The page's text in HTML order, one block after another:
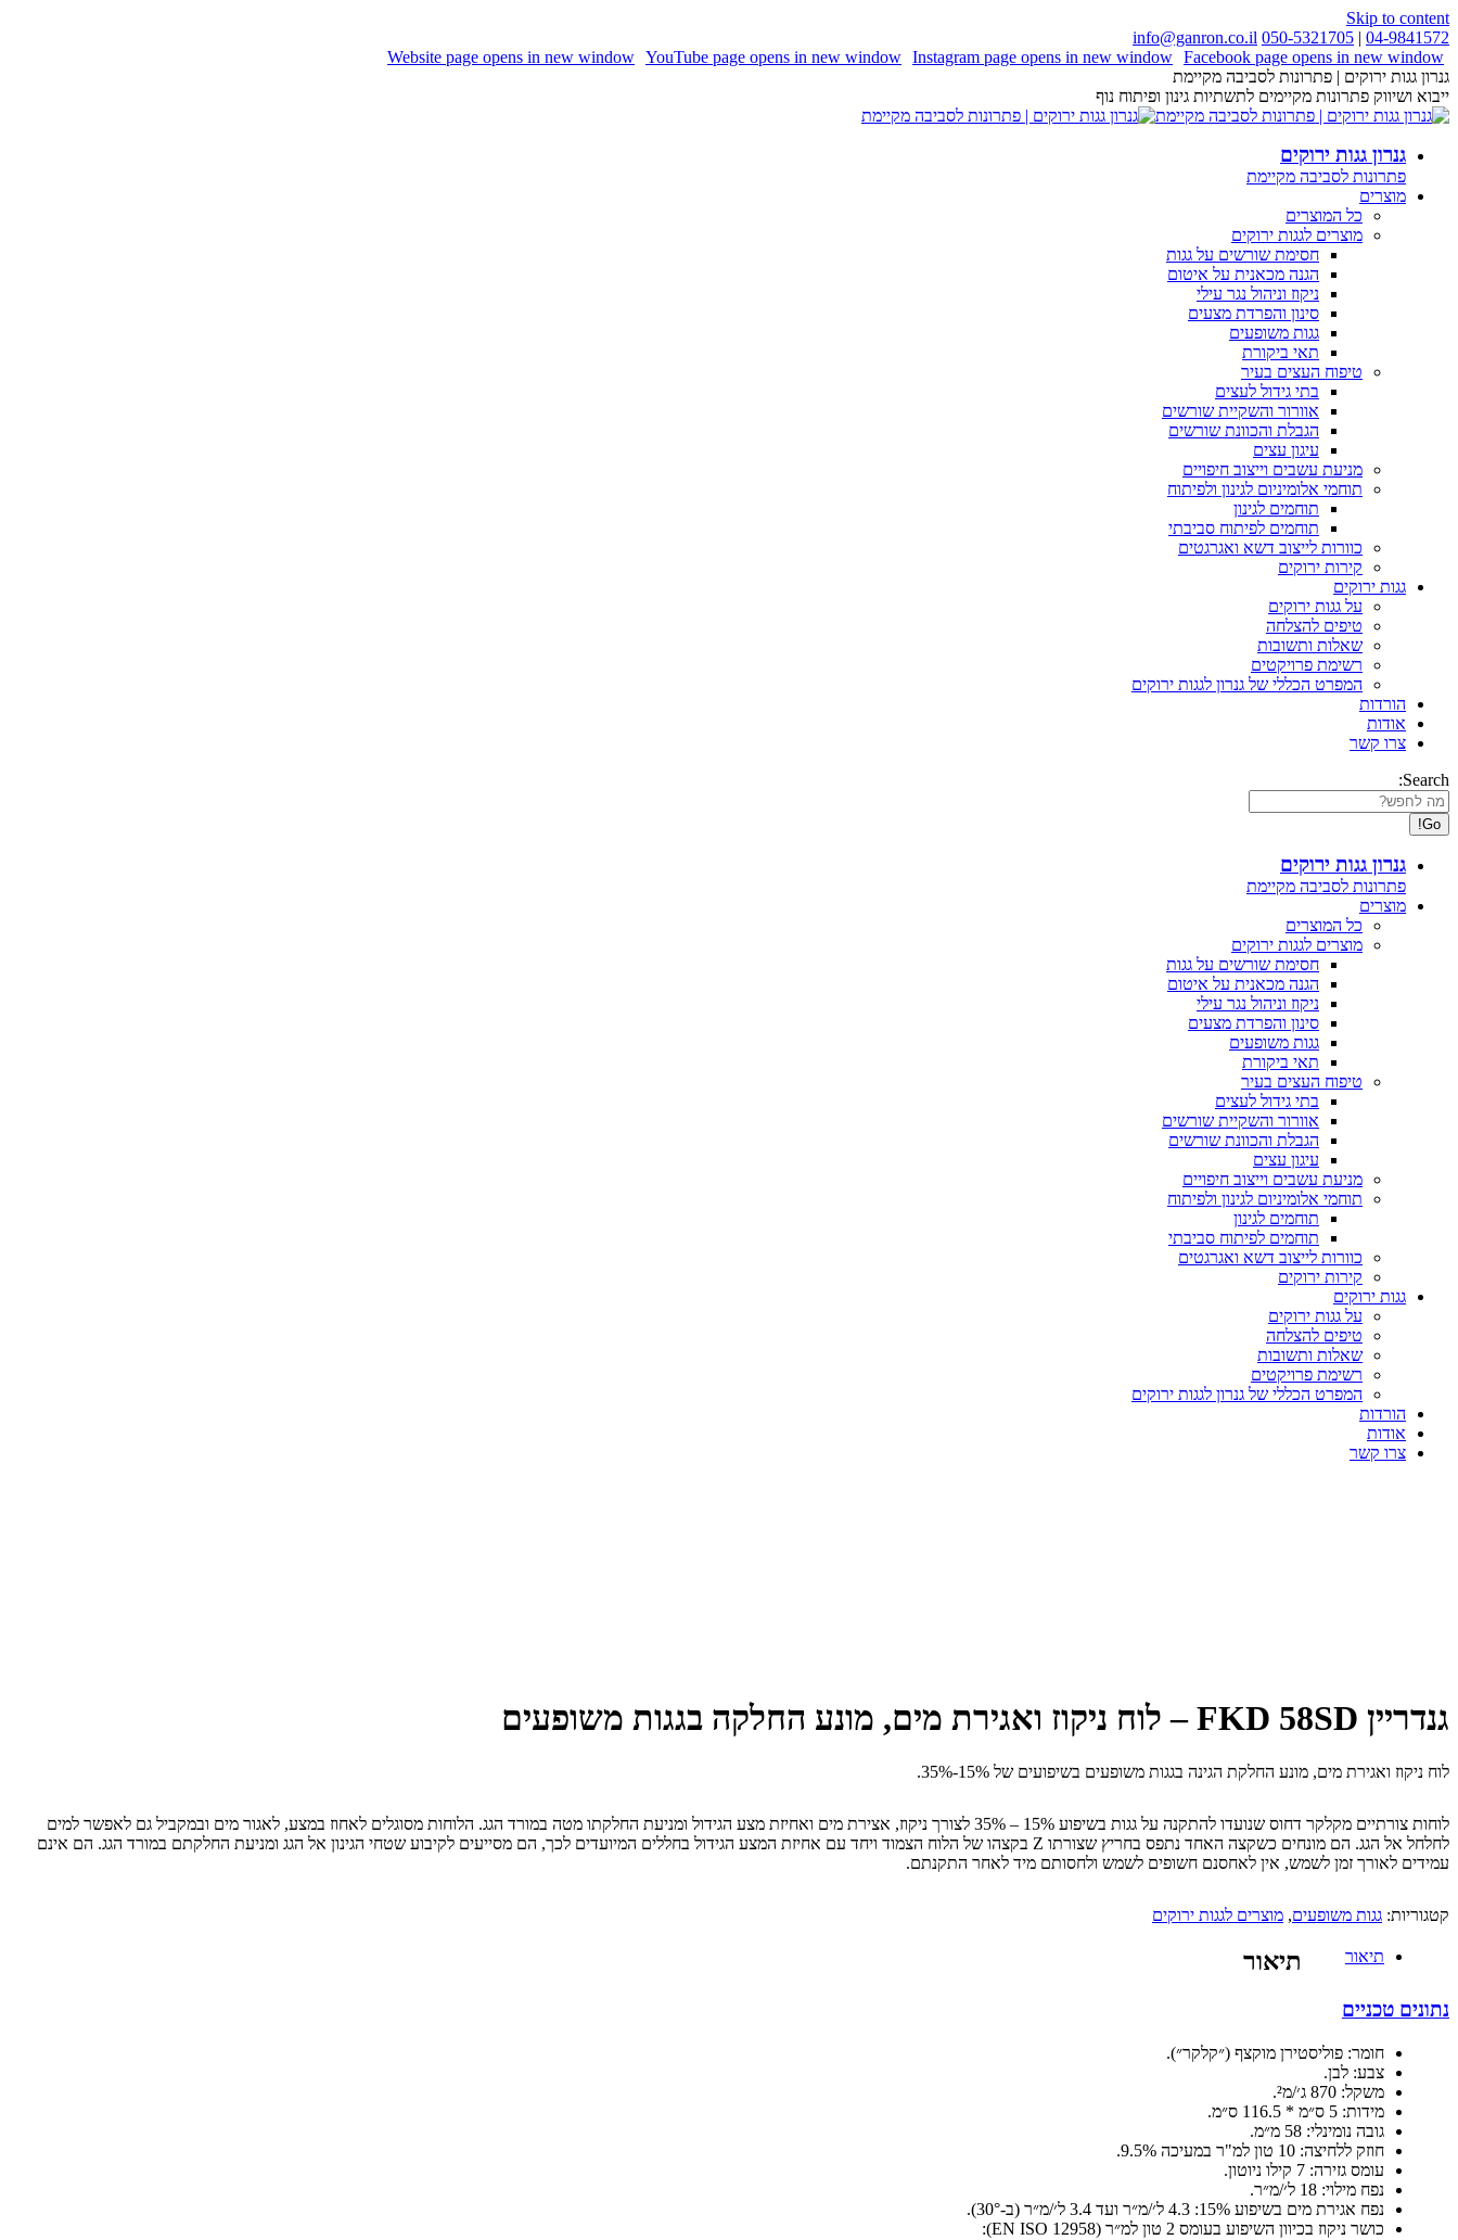
Skip to content
04-9841572
|
050-5321705
info@ganron.co.il
Website page opens in new window YouTube page opens in new window Instagram page opens in new window Facebook page opens in new window
גנרון גגות ירוקים | פתרונות לסביבה מקיימת
ייבוא ושיווק פתרונות מקיימים לתשתיות גינון ופיתוח נוף
גנרון גגות ירוקים
פתרונות לסביבה מקיימת
מוצרים
כל המוצרים
מוצרים לגגות ירוקים
חסימת שורשים על גגות
הגנה מכאנית על איטום
ניקוז וניהול נגר עילי
סינון והפרדת מצעים
גגות משופעים
תאי ביקורת
טיפוח העצים בעיר
בתי גידול לעצים
אוורור והשקיית שורשים
הגבלת והכוונת שורשים
עיגון עצים
מניעת עשבים וייצוב חיפויים
תוחמי אלומיניום לגינון ולפיתוח
תוחמים לגינון
תוחמים לפיתוח סביבתי
כוורות לייצוב דשא ואגרגטים
קירות ירוקים
גגות ירוקים
על גגות ירוקים
טיפים להצלחה
שאלות ותשובות
רשימת פרויקטים
המפרט הכללי של גנרון לגגות ירוקים
הורדות
אודות
צרו קשר
Search:
גנרון גגות ירוקים
פתרונות לסביבה מקיימת
מוצרים
כל המוצרים
מוצרים לגגות ירוקים
חסימת שורשים על גגות
הגנה מכאנית על איטום
ניקוז וניהול נגר עילי
סינון והפרדת מצעים
גגות משופעים
תאי ביקורת
טיפוח העצים בעיר
בתי גידול לעצים
אוורור והשקיית שורשים
הגבלת והכוונת שורשים
עיגון עצים
מניעת עשבים וייצוב חיפויים
תוחמי אלומיניום לגינון ולפיתוח
תוחמים לגינון
תוחמים לפיתוח סביבתי
כוורות לייצוב דשא ואגרגטים
קירות ירוקים
גגות ירוקים
על גגות ירוקים
טיפים להצלחה
שאלות ותשובות
רשימת פרויקטים
המפרט הכללי של גנרון לגגות ירוקים
הורדות
אודות
צרו קשר
גנדריין FKD 58SD – לוח ניקוז ואגירת מים, מונע החלקה בגגות משופעים
לוח ניקוז ואגירת מים, מונע החלקת הגינה בגגות משופעים בשיפועים של 15%-35%.
לוחות צורתיים מקלקר דחוס שנועדו להתקנה על גגות בשיפוע 15% – 35% לצורך ניקוז, אצירת מים ואחיזת מצע הגידול ומניעת החלקתו מטה במורד הגג. הלוחות מסוגלים לאחוז במצע, לאגור מים ובמקביל גם לאפשר למים
לחלחל אל הגג. הם מונחים כשקצה האחד נתפס בחריץ שצורתו Z בקצהו של הלוח הצמוד ויחד עם אחיזת המצע הגידול בחללים המיועדים לכך, הם מסייעים לקיבוע שטחי הגינון אל הגג ומניעת החלקתם במורד הגג. הם אינם
עמידים לאורך זמן לשמש, אין לאחסנם חשופים לשמש ולחסותם מיד לאחר התקנתם.
קטגוריות: גגות משופעים, מוצרים לגגות ירוקים
תיאור תיאור
נתונים טכניים
חומר: פוליסטירן מוקצף (״קלקר״).
צבע: לבן.
משקל: 870 ג׳/מ².
מידות: 5 ס״מ * 116.5 ס״מ.
גובה נומינלי: 58 מ״מ.
חוזק ללחיצה: 10 טון למ"ר במעיכה 9.5%.
עומס גזירה: 7 קילו ניוטון.
נפח מילוי: 18 ל׳/מ״ר.
נפח אגירת מים בשיפוע 15%: 4.3 ל׳/מ״ר ועד 3.4 ל׳/מ״ר (ב-30°).
כושר ניקוז בכיוון השיפוע בעומס 2 טון למ״ר (EN ISO 12958):